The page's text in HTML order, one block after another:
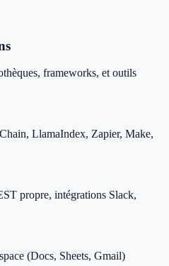
frameworks, et outils
LlamaIndex, Zapier, Make,
propre, intégrations Slack,
(Docs, Sheets, Gmail)